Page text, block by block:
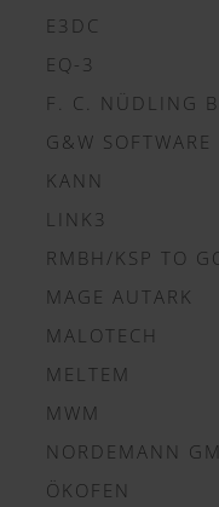
E3DC
EQ-3
F. C. NÜDLING
G&W SOFTWARE
KANN
LINK3
RMBH/KSP TO
MAGE AUTARK
MALOTECH
MELTEM
MWM
NORDEMANN
ÖKOFEN